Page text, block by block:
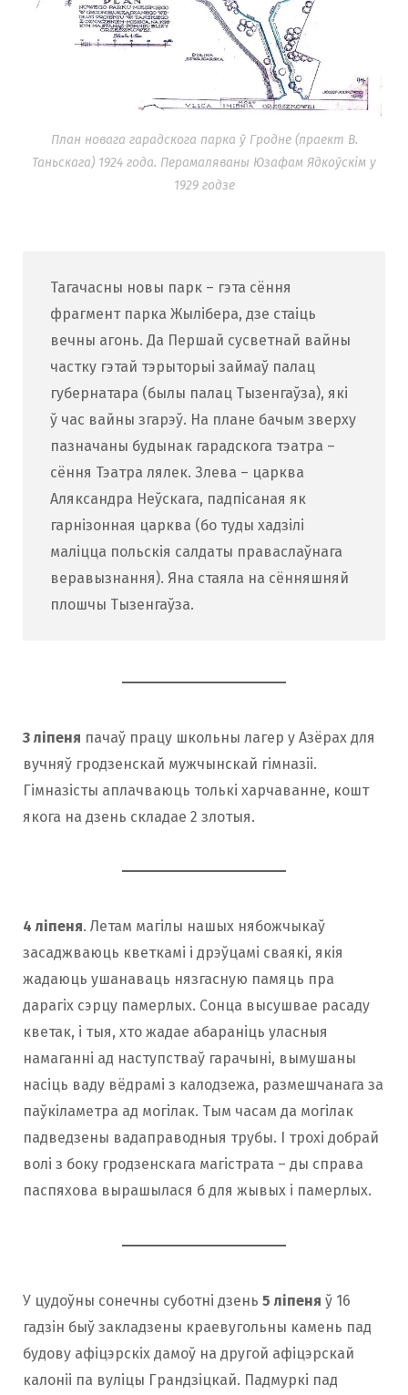
План новага гарадскога парка ў Гродне (праект В.
Таньскага) 1924 года. Перамаляваны Юзафам Ядкоўскім у
1929 годзе
Тагачасны новы парк – гэта сёння
фрагмент парка Жылібера, дзе стаіць
вечны агонь. Да Першай сусветнай вайны
частку гэтай тэрыторыі займаў палац
губернатара (былы палац Тызенгаўза), які
ў час вайны згарэў. На плане бачым зверху
пазначаны будынак гарадскога тэатра –
сёння Тэатра лялек. Злева – царква
Аляксандра Неўскага, падпісаная як
гарнізонная царква (бо туды хадзілі
маліцца польскія салдаты праваслаўнага
веравызнання). Яна стаяла на сённяшняй
плошчы Тызенгаўза.
3 ліпеня пачаў працу школьны лагер у Азёрах для
вучняў гродзенскай мужчынскай гімназіі.
Гімназісты аплачваюць толькі харчаванне, кошт
якога на дзень складае 2 злотыя.
4 ліпеня. Летам магілы нашых нябожчыкаў
засаджваюць кветкамі і дрэўцамі сваякі, якія
жадаюць ушанаваць нязгасную памяць пра
дарагіх сэрцу памерлых. Сонца высушвае расаду
кветак, і тыя, хто жадае абараніць уласныя
намаганні ад наступстваў гарачыні, вымушаны
насіць ваду вёдрамі з калодзежа, размешчанага за
паўкіламетра ад могілак. Тым часам да могілак
падведзены вадаправодныя трубы. І трохі добрай
волі з боку гродзенскага магістрата – ды справа
паспяхова вырашылася б для жывых і памерлых.
У цудоўны сонечны суботні дзень 5 ліпеня ў 16
гадзін быў закладзены краевугольны камень пад
будову афіцэрскіх дамоў на другой афіцэрскай
калоніі па вуліцы Грандзіцкай. Падмуркі пад